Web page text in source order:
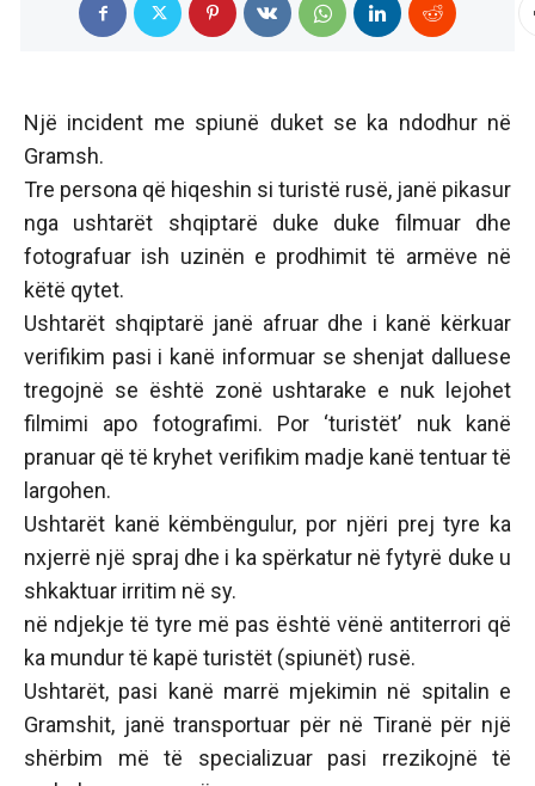
Një incident me spiunë duket se ka ndodhur në
Gramsh.
Tre persona që hiqeshin si turistë rusë, janë pikasur
nga ushtarët shqiptarë duke duke filmuar dhe
fotografuar ish uzinën e prodhimit të armëve në
këtë qytet.
Ushtarët shqiptarë janë afruar dhe i kanë kërkuar
verifikim pasi i kanë informuar se shenjat dalluese
tregojnë se është zonë ushtarake e nuk lejohet
filmimi apo fotografimi. Por ‘turistët’ nuk kanë
pranuar që të kryhet verifikim madje kanë tentuar të
largohen.
Ushtarët kanë këmbëngulur, por njëri prej tyre ka
nxjerrë një spraj dhe i ka spërkatur në fytyrë duke u
shkaktuar irritim në sy.
në ndjekje të tyre më pas është vënë antiterrori që
ka mundur të kapë turistët (spiunët) rusë.
Ushtarët, pasi kanë marrë mjekimin në spitalin e
Gramshit, janë transportuar për në Tiranë për një
shërbim më të specializuar pasi rrezikojnë të